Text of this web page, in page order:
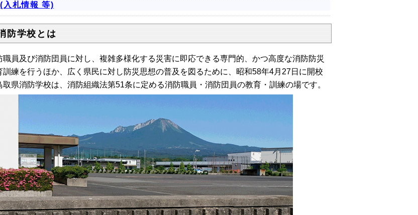
入札情報 等)
防学校とは
員及び消防団員に対し、複雑多様化する災害に即応できる専門的、かつ高度な消防防災
訓練を行うほか、広く県民に対し防災思想の普及を図るために、昭和58年4月27日に開校
取県消防学校は、消防組織法第51条に定める消防職員・消防団員の教育・訓練の場です。